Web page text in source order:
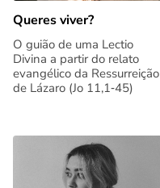
Queres viver?
O guião de uma Lectio
Divina a partir do relato
evangélico da Ressurreição
de Lázaro (Jo 11,1‑45)